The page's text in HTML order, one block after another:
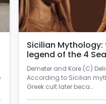
Sicilian Mythology:
legend of the 4
Demeter and Kore (C)
According to Sicilian
Greek cult later beca…